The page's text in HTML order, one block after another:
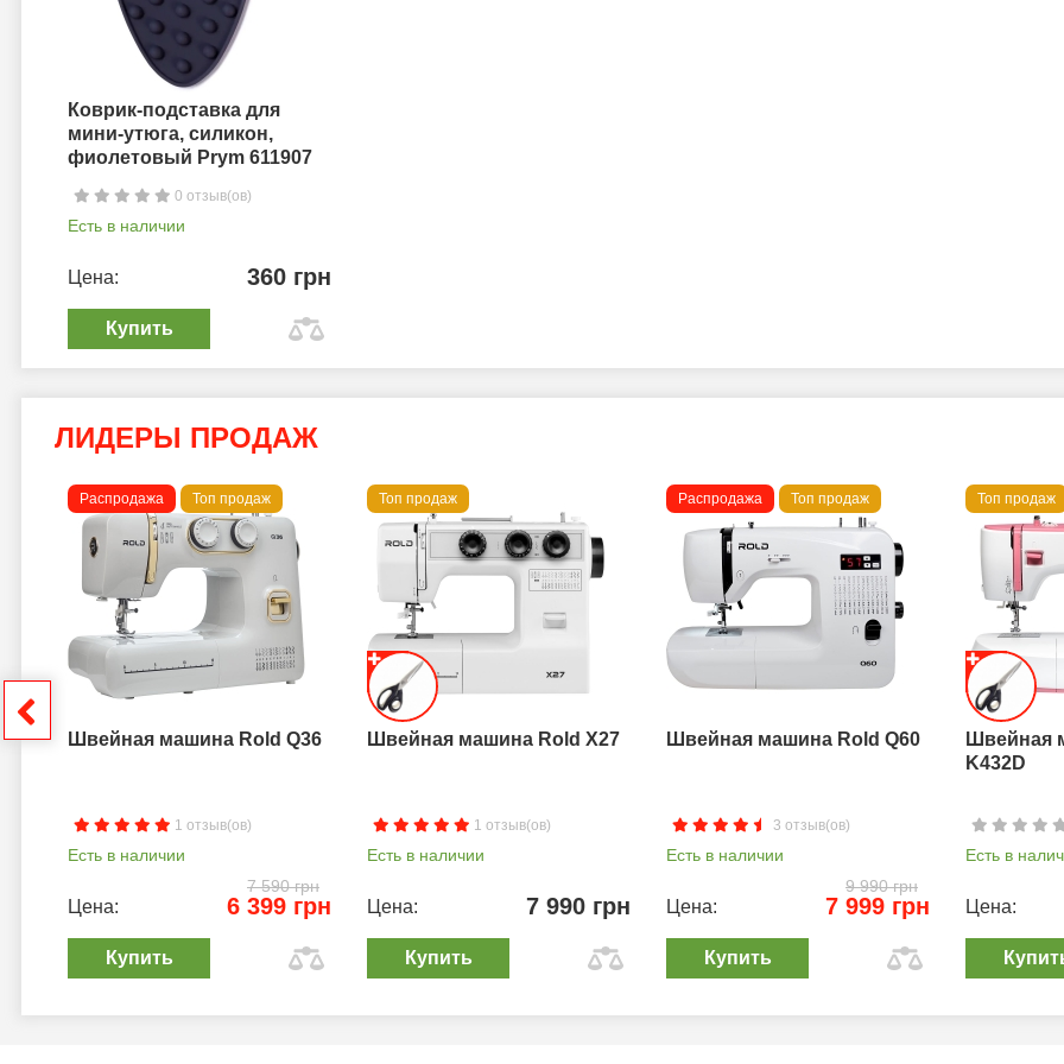
Коврик-подставка для
мини-утюга, силикон,
фиолетовый Prym 611907
0 отзыв(ов)
Есть в наличии
Цена: 360 грн
Купить
ЛИДЕРЫ ПРОДАЖ
Распродажа Топ продаж
Швейная машина Rold Q36
1 отзыв(ов)
Есть в наличии
7 590 грн
Цена: 6 399 грн
Купить
Топ продаж
Швейная машина Rold X27
1 отзыв(ов)
Есть в наличии
Цена: 7 990 грн
Купить
Распродажа Топ продаж
Швейная машина Rold Q60
3 отзыв(ов)
Есть в наличии
9 990 грн
Цена: 7 999 грн
Купить
Топ продаж
Швейная
K432D
Есть в
Цена: